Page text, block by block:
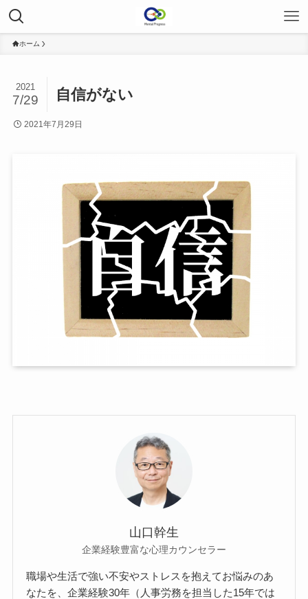
ホーム
自信がない
2021
7/29
2021年7月29日
山口幹生
企業経験豊富な心理カウンセラー
職場や生活で強い不安やストレスを抱えてお悩みのあ
なたを、企業経験30年（人事労務を担当した15年では